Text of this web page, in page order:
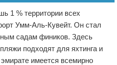
1 % территории всех
Умм-Аль-Кувейт. Он стал
садам фиников. Здесь
подходят для яхтинга и
имеется всемирно